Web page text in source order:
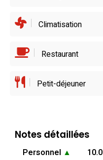
Climatisation
Restaurant
Petit-déjeuner
Notes détaillées
Personnel ▲ 10.0